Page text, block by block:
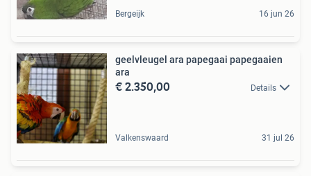
Bergeijk 16 jun 26
geelvleugel ara papegaai papegaaien
ara
€ 2.350,00 Details
Valkenswaard 31 jul 26